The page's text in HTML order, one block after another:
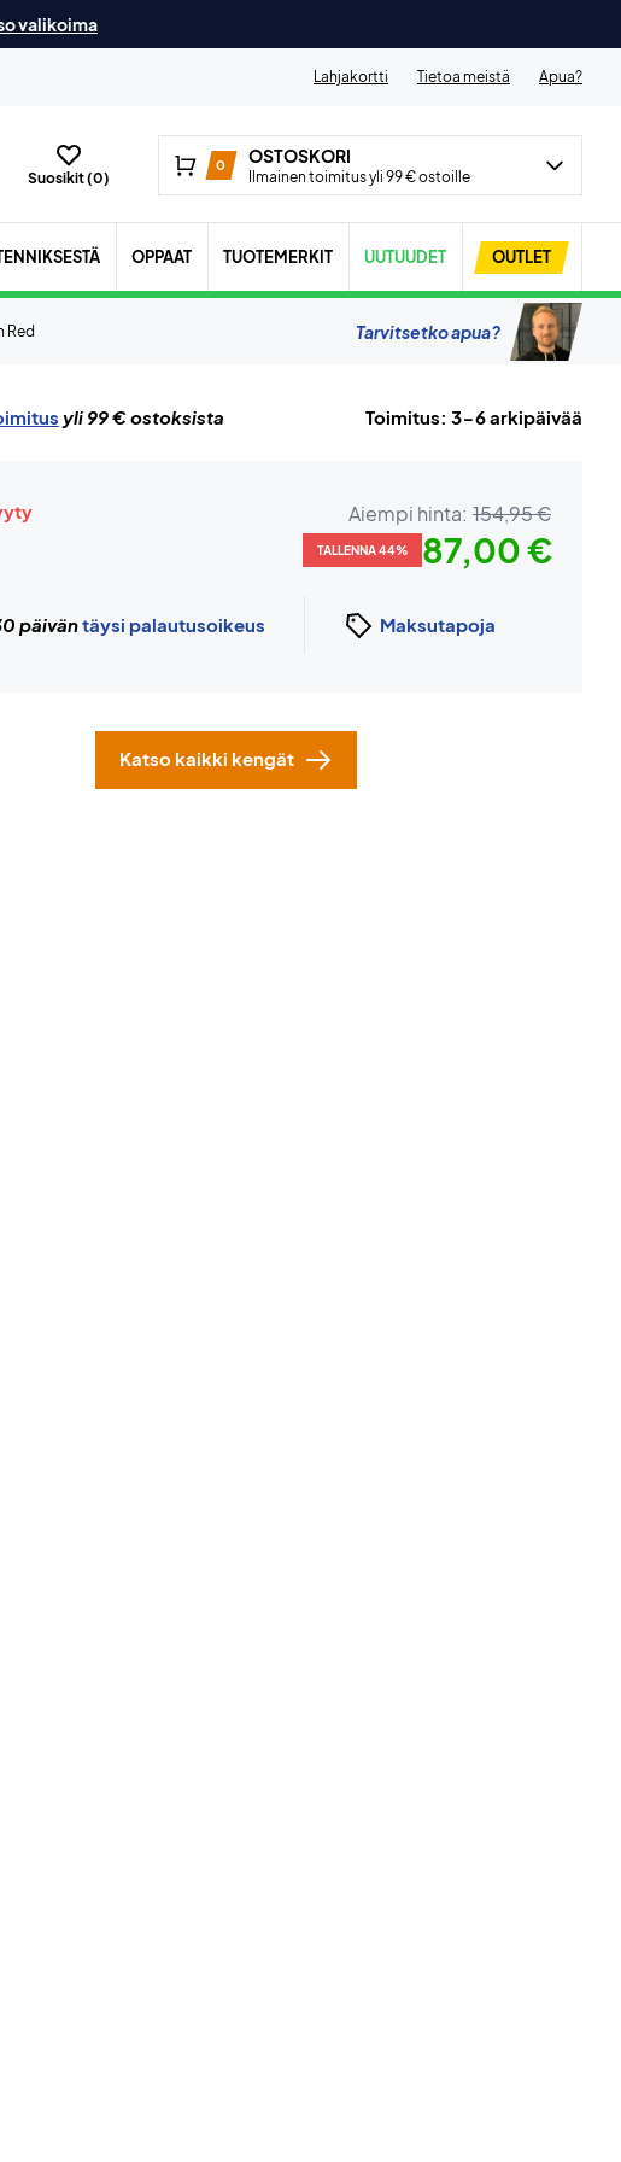
valikoima
Lahjakortti Tietoa meistä Apua?
Suosikit (0)
0 OSTOSKORI
Ilmainen toimitus yli 99 € ostoille
OPPAAT TUOTEMERKIT UUTUUDET OUTLET
Red Tarvitsetko apua?
yli 99 € ostoksista Toimitus: 3-6 arkipäivää
Aiempi hinta: 154,95 €
TALLENNA 44% 87,00 €
päiväntäysi palautusoikeus Maksutapoja
Katso kaikki kengät